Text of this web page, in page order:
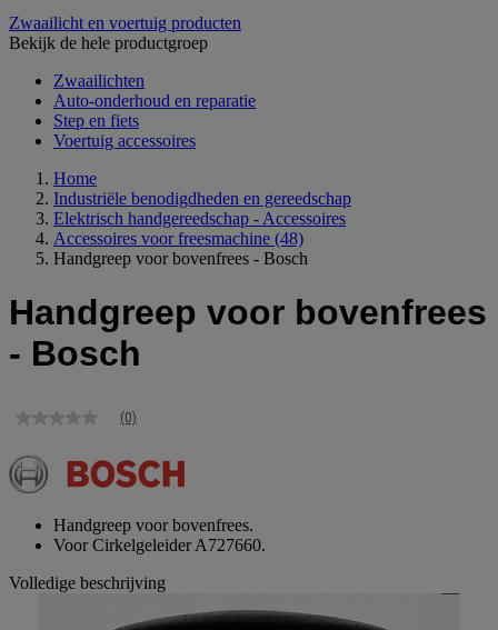
Zwaailicht en voertuig producten
Bekijk de hele productgroep
Zwaailichten
Auto-onderhoud en reparatie
Step en fiets
Voertuig accessoires
Home
Industriële benodigdheden en gereedschap
Elektrisch handgereedschap - Accessoires
Accessoires voor freesmachine (48)
Handgreep voor bovenfrees - Bosch
Handgreep voor bovenfrees
- Bosch
Geen
Dezelfde
paginalink.
(0)
Handgreep voor bovenfrees.
Voor Cirkelgeleider A727660.
Volledige beschrijving